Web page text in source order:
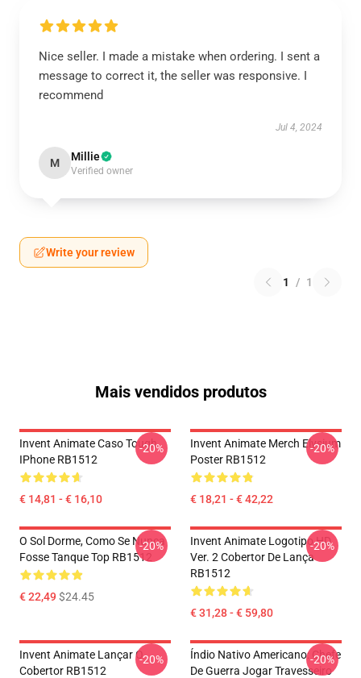
Nice seller. I made a mistake when ordering. I sent a
message to correct it, the seller was responsive. I
recommend
Jul 4, 2024
M Millie
Verified owner
Write your review
1 / 1
Mais vendidos produtos
Invent Animate Caso Tough
IPhone RB1512
€ 14,81 - € 16,10
-20%
Invent Animate Merch Elysium
Poster RB1512
€ 18,21 - € 42,22
-20%
O Sol Dorme, Como Se Nunca
Fosse Tanque Top RB1512
€ 22,49$24.45
-20%
Invent Animate Logotipo HD
Ver. 2 Cobertor De Lança
RB1512
€ 31,28 - € 59,80
-20%
Invent Animate Lançar O
Cobertor RB1512
-20%
Índio Nativo Americano: Chefe
De Guerra Jogar Travesseiro
-20%